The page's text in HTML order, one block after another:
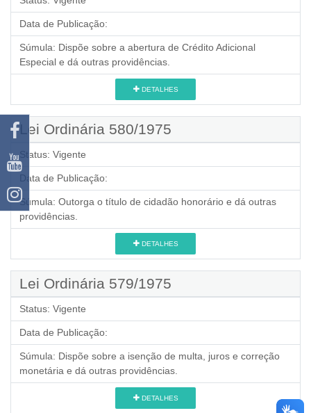
Data de Publicação:
Súmula: Dispõe sobre a abertura de Crédito Adicional
Especial e dá outras providências.
DETALHES
Lei Ordinária 580/1975
Status: Vigente
Data de Publicação:
Súmula: Outorga o título de cidadão honorário e dá outras
providências.
DETALHES
Lei Ordinária 579/1975
Status: Vigente
Data de Publicação:
Súmula: Dispõe sobre a isenção de multa, juros e correção
monetária e dá outras providências.
DETALHES